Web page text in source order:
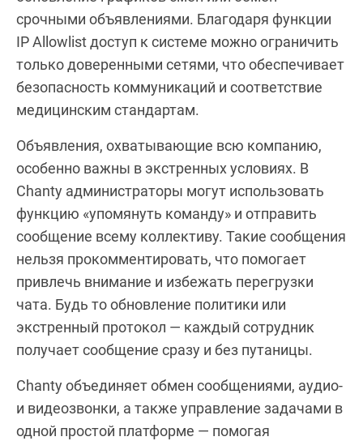
срочными объявлениями. Благодаря функции
IP Allowlist доступ к системе можно ограничить
только доверенными сетями, что обеспечивает
безопасность коммуникаций и соответствие
медицинским стандартам.
Объявления, охватывающие всю компанию,
особенно важны в экстренных условиях. В
Chanty администраторы могут использовать
функцию «упомянуть команду» и отправить
сообщение всему коллективу. Такие сообщения
нельзя прокомментировать, что помогает
привлечь внимание и избежать перегрузки
чата. Будь то обновление политики или
экстренный протокол — каждый сотрудник
получает сообщение сразу и без путаницы.
Chanty объединяет обмен сообщениями, аудио-
и видеозвонки, а также управление задачами в
одной простой платформе — помогая